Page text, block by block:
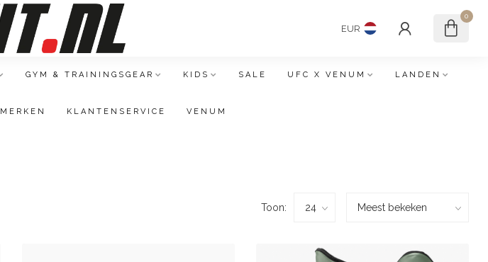
EUR
0
GYM & TRAININGSGEAR KIDS SALE UFC X VENUM LANDEN
MERKEN KLANTENSERVICE VENUM
Toon: